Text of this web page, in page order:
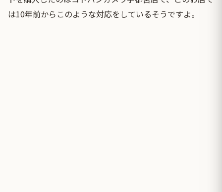
は10年前からこのような対応をしているそうですよ。